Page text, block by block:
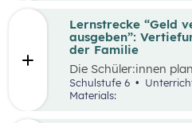
entsprechen und
erwartet.
welche konkreten
ihrem Alter umsetzen
ihre Eltern beim
Lernstrecke “Geld
ausgeben”:
der Familie
Die Schüler:innen
Familie und sollen
Budget pro Person
Schulstufe 6
Materials: